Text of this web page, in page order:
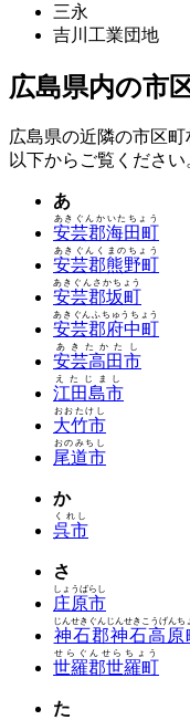
三永
吉川工業団地
広島県内の市
広島県の近隣の市区
以下からご覧ください
あ
安芸郡海田町
あきぐんかいたちょう
安芸郡熊野町
あきぐんくまのちょう
安芸郡坂町
あきぐんさかちょう
安芸郡府中町
あきぐんふちゅうちょう
安芸高田市
あきたかたし
江田島市
えたじまし
大竹市
おおたけし
尾道市
おのみちし
か
呉市
くれし
さ
庄原市
しょうばらし
神石郡神石高原
じんせきぐんじんせきこうげんち
世羅郡世羅町
せらぐんせらちょう
た